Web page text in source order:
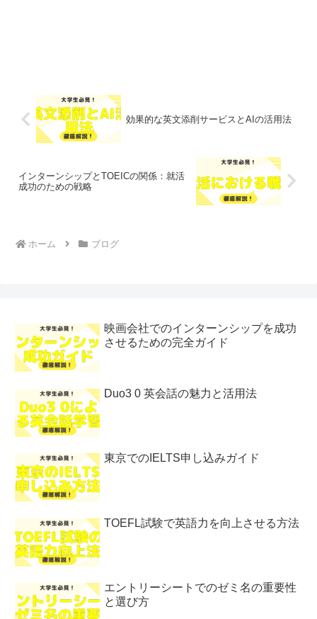
効果的な英文添削サービスとAIの活用法
インターンシップとTOEICの関係：就活
成功のための戦略
ホーム ブログ
映画会社でのインターンシップを成功
させるための完全ガイド
Duo3 0 英会話の魅力と活用法
東京でのIELTS申し込みガイド
TOEFL試験で英語力を向上させる方法
エントリーシートでのゼミ名の重要性
と選び方